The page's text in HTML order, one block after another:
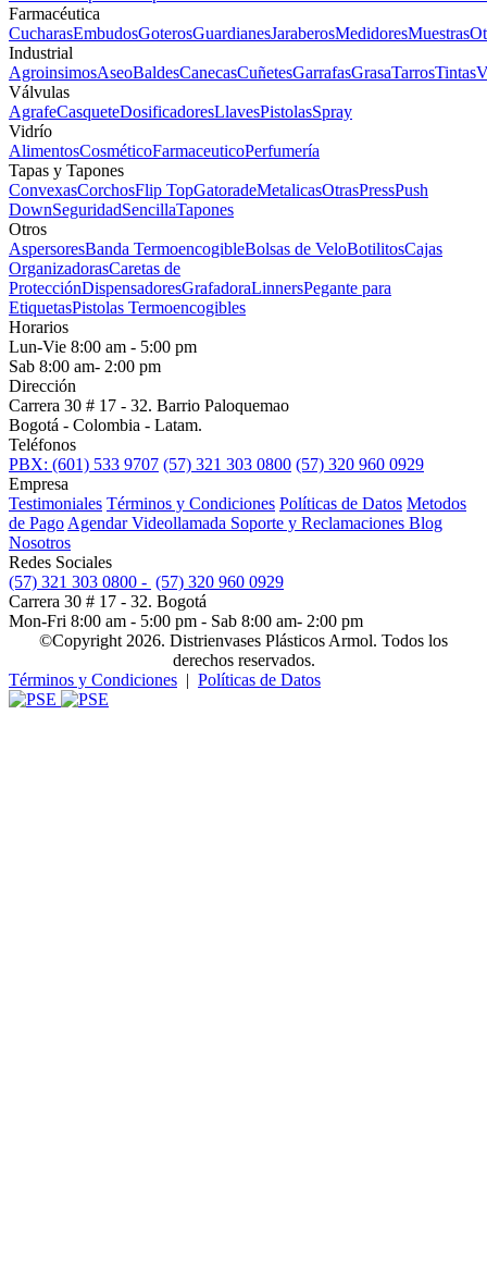
Farmacéutica
CucharasEmbudosGoterosGuardianesJaraberosMedidoresMuestras
Industrial
AgroinsimosAseoBaldesCanecasCuñetesGarrafasGrasaTarrosTintas
Válvulas
AgrafeCasqueteDosificadoresLlavesPistolasSpray
Vidrío
AlimentosCosméticoFarmaceuticoPerfumería
Tapas y Tapones
ConvexasCorchosFlip TopGatoradeMetalicasOtrasPressPush
DownSeguridadSencillaTapones
Otros
AspersoresBanda TermoencogibleBolsas de VeloBotilitosCajas
OrganizadorasCaretas de
ProtecciónDispensadoresGrafadoraLinnersPegante para
EtiquetasPistolas Termoencogibles
Horarios
Lun-Vie 8:00 am - 5:00 pm
Sab 8:00 am- 2:00 pm
Dirección
Carrera 30 # 17 - 32. Barrio Paloquemao
Bogotá - Colombia - Latam.
Teléfonos
PBX: (601) 533 9707 (57) 321 303 0800 (57) 320 960 0929
Empresa
Testimoniales Términos y Condiciones Políticas de Datos Metodos
de Pago Agendar Videollamada Soporte y Reclamaciones Blog
Nosotros
Redes Sociales
(57) 321 303 0800 - (57) 320 960 0929
Carrera 30 # 17 - 32. Bogotá
Mon-Fri 8:00 am - 5:00 pm - Sab 8:00 am- 2:00 pm
©Copyright 2026. Distrienvases Plásticos Armol. Todos los
derechos reservados.
Términos y Condiciones | Políticas de Datos